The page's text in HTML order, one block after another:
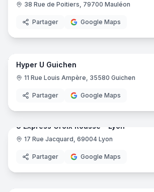
38 Rue de Poitiers, 79700 Mauléon
Partager Google Maps
Hyper U Guichen
11 Rue Louis Ampère, 35580 Guichen
Partager Google Maps
U Express Croix Rousse - Lyon
17 Rue Jacquard, 69004 Lyon
Partager Google Maps